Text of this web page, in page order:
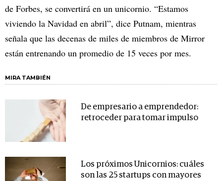
de Forbes, se convertirá en un unicornio. “Estamos
viviendo la Navidad en abril”, dice Putnam, mientras
señala que las decenas de miles de miembros de Mirror
están entrenando un promedio de 15 veces por mes.
MIRA TAMBIÉN
De empresario a emprendedor:
retroceder para tomar impulso
Los próximos Unicornios: cuáles
son las 25 startups con mayores